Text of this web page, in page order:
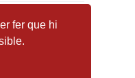
fer que hi
prou